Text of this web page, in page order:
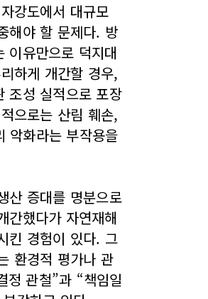
강도에서 대규모
해야 할 문제다. 방
이유만으로 덕지대
하게 개간할 경우,
조성 실적으로 포장
으로는 산림 훼손,
악화라는 부작용을
산 증대를 명분으로
간했다가 자연재해
킨 경험이 있다. 그
환경적 평가나 관
정 관철”과 “책임일